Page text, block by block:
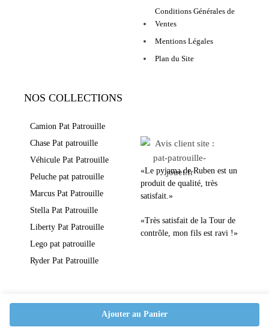
Ajouter au Panier
Conditions Générales de
Ventes
Mentions Légales
Plan du Site
NOS COLLECTIONS
Camion Pat Patrouille
Chase Pat patrouille
Véhicule Pat Patrouille
Peluche pat patrouille
Marcus Pat Patrouille
Stella Pat Patrouille
Liberty Pat Patrouille
Lego pat patrouille
Ryder Pat Patrouille
«Le pyjama de Ruben est un
produit de qualité, très
satisfait.»
«Très satisfait de la Tour de
contrôle, mon fils est ravi !»